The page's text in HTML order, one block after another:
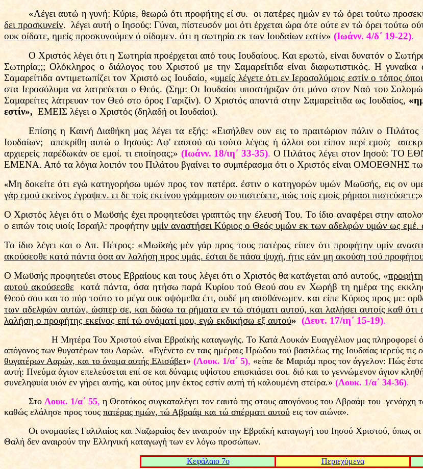
«Λέγει αυτώ η γυνή: Κύριε, θεωρώ ότι προφήτης εί συ. οι πατέρες ημών εν τώ όρει τούτω
δει προσκυνείν. λέγει αυτή ο Ιησούς: Γύναι, πίστευσόν μοι ότι έρχεται ώρα ότε ούτε εν τώ όρει τούτω
ουκ οίδατε, ημείς προσκυνούμεν ό οίδαμεν. ότι η σωτηρία εκ των Ιουδαίων εστίν» (Ιωάνν. 4/δ΄ 19-22).
Ο Χριστός λέγει ότι η Σωτηρία προέρχεται από τους Ιουδαίους. Και ερωτώ, είναι δυνατόν ο
Σωτηρία;;; Ολόκληρος ο διάλογος του Χριστού με την Σαμαρείτιδα είναι διαφωτιστικός. Η
Σαμαρείτιδα αντιμετωπίζει τον Χριστό ως Ιουδαίο, «υμείς λέγετε ότι εν Ιεροσολύμοις εστίν ο τόπος
στα Ιεροσόλυμα να λατρεύεται ο Θεός. (Σημ: Οι Ιουδαίοι υποστήριζαν ότι μόνο στον Ναό του
Σαμαρείτες λάτρευαν τον Θεό στο όρος Γαριζίν). Ο Χριστός απαντά στην Σαμαρείτιδα ως Ιουδαίος,
εστίν», ΕΜΕΙΣ λέγει ο Χριστός (δηλαδή οι Ιουδαίοι).
Επίσης η Καινή Διαθήκη μας λέγει τα εξής: «Εισήλθεν ουν εις το πραιτώριον πάλιν ο
Ιουδαίων; απεκρίθη αυτώ ο Ιησούς: Αφ' εαυτού συ τούτο λέγεις ή άλλοι σοι είπον περί εμού;
αρχιερείς παρέδωκάν σε εμοί. τι εποίησας;» (Ιωάνν. 18/ιη΄ 33-35). Ο Πιλάτος λέγει στον Ιησού:
ΕΜΕΝΑ. Από τα λόγια λοιπόν του Πιλάτου βγαίνει το συμπέρασμα ότι ο Χριστός είναι ΟΜΟΕΘΝΗΣ
«Μη δοκείτε ότι εγώ κατηγορήσω υμών προς τον πατέρα. έστιν ο κατηγορών υμών Μωϋσής, εις ον
γάρ εμού εκείνος έγραψεν. ει δε τοίς εκείνου γράμμασιν ου πιστεύετε, πώς τοίς εμοίς ρήμασι πιστεύσετε;»
Ο Χριστός λέγει ότι ο Μωϋσής έχει προφητεύσει γραπτώς την έλευσή Του. Το ίδιο αναφέρει στην
ο ειπών τοις υιοίς Ισραήλ: προφήτην υμίν αναστήσει Κύριος ο Θεός υμών εκ των αδελφών υμών ως εμέ.
Το ίδιο λέγει και ο Απ. Πέτρος: «Μωϋσής μέν γάρ προς τους πατέρας είπεν ότι προφήτην υμίν
ακούσεσθε κατά πάντα όσα αν λαλήση προς υμάς. έσται δε πάσα ψυχή, ήτις εάν μη ακούση τού προφήτου
Ο Μωϋσής προφητεύει στους Εβραίους και τους λέγει ότι ο Χριστός θα κατάγεται από αυτούς, «
αυτού ακούσεσθεκατά πάντα, όσα ητήσω παρά Κυρίου τού Θεού σου εν Χωρήβ τη ημέρα της
Θεού σου και το πύρ τούτο το μέγα ουκ οψόμεθα έτι, ουδέ μη αποθάνωμεν. και είπε Κύριος προς με:
των αδελφών αυτών, ώσπερ σε, και δώσω τα ρήματα εν τώ στόματι αυτού, και λαλήσει αυτοίς καθ
λαλήση ο προφήτης εκείνος επί τώ ονόματί μου, εγώ εκδικήσω εξ αυτού» (Δευτ. 17/ιη΄ 15-19).
Η Μητέρα Του Χριστού είναι Εβραϊκής καταγωγής. Το Κατά Λουκάν Ευαγγέλιον μας πληροφορεί
απόγονος των θυγατέρων του Ααρών. «Εγένετο εν ταις ημέραις Ηρώδου τού βασιλέως της Ιουδαίας ιερεύς τις
θυγατέρων Ααρών, και το όνομα αυτής Ελισάβετ» (Λουκ. 1/α΄ 5), «είπε δε Μαριάμ προς τον άγγελον: Πώς
αυτή: Πνεύμα άγιον επελεύσεται επί σε και δύναμις υψίστου επισκιάσει σοι. διό και το γεννώμενον άγιον
συνεληφυία υιόν εν γήρει αυτής, και ούτος μην έκτος εστίν αυτή τή καλουμένη στείρα.» (Λουκ. 1/α΄ 34-36).
Στο Λουκ. 1/α΄ 55, η Θεοτόκος συγκαταλέγει τον εαυτό της στους απογόνους του Αβραάμ του γενάρχη
καθώς ελάλησε προς τους πατέρας ημών, τώ Αβραάμ και τώ σπέρματι αυτού εις τον αιώνα».
Οι ονομασίες Γαλιλαίος και Ναζωραίος δεν αναιρούν την Εβραϊκή καταγωγή του Ιησού Χριστού, όπως
Θαλή δεν αναιρούν την Ελληνική καταγωγή των εν λόγω προσώπων.
Kεφάλαιο 7ο Περιεχόμενα